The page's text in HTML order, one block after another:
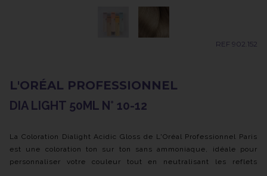
REF 902.152
L'ORÉAL PROFESSIONNEL
DIA LIGHT 50ML N° 10-12
La Coloration Dialight Acidic Gloss de L'Oréal Professionnel Paris
est une coloration ton sur ton sans ammoniaque, idéale pour
personnaliser votre couleur tout en neutralisant les reflets